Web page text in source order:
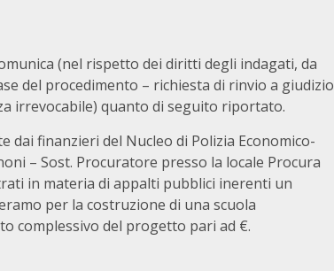
(nel rispetto dei diritti degli indagati, da
del procedimento – richiesta di rinvio a giudizio
irrevocabile) quanto di seguito riportato.
dai finanzieri del Nucleo di Polizia Economico-
– Sost. Procuratore presso la locale Procura
in materia di appalti pubblici inerenti un
per la costruzione di una scuola
complessivo del progetto pari ad €.